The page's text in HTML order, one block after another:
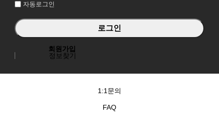
자동로그인
회원가입
정보찾기
1:1문의
FAQ